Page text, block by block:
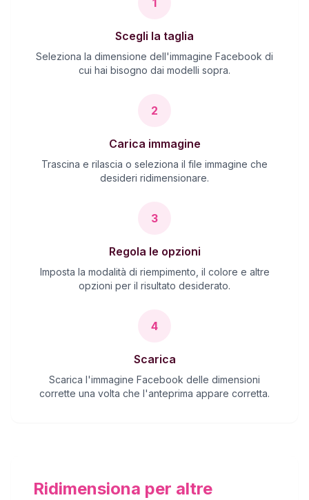
1
Scegli la taglia
Seleziona la dimensione dell'immagine Facebook di
cui hai bisogno dai modelli sopra.
2
Carica immagine
Trascina e rilascia o seleziona il file immagine che
desideri ridimensionare.
3
Regola le opzioni
Imposta la modalità di riempimento, il colore e altre
opzioni per il risultato desiderato.
4
Scarica
Scarica l'immagine Facebook delle dimensioni
corrette una volta che l'anteprima appare corretta.
Ridimensiona per altre